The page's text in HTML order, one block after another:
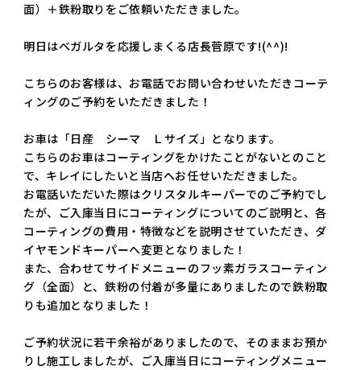
面）＋鉄粉取りをご依頼いただきました。
明日はベガルタを応援しまくる店長菅原です!(^^)!
こちらのお客様は、お電話でお問い合わせいただきコーテ
ィングのご予約をいただきました！
お車は「日産 シーマ Ｌサイズ」となります。
こちらのお車はコーティングをかけたことがないとのこと
で、キレイにしたいと当店へお任せいただきました。
お電話いただいた際はクリスタルキーパーでのご予約でし
たが、ご入庫当日にコーティングについてのご説明と、各
コーティングの費用・特徴などを説明させていただき、ダ
イヤモンドキーパーへ変更となりました！
また、合わせてサイドメニューのフッ素ガラスコーティン
グ（全面）と、鉄粉の付着が多量にありましたので鉄粉取
りも追加となりました！
ご予約状況に若干余裕がありましたので、そのままお預か
りし施工しましたが、ご入庫当日にコーティングメニュー